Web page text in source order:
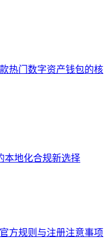
热门数字资产钱包的核
本地化合规新选择
方规则与注册注意事项